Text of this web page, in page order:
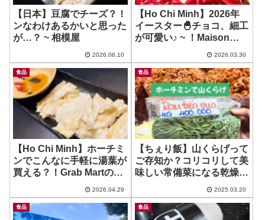
【日本】豆腐でチーズ？！
ンなわけあるかいと思った
が…？ ~ 相模屋
2026.06.10
【Ho Chi Minh】2026年
イースター🐣チョコ、細工
が可愛い♪ ~ ！Maison
2026.03.30
食品
【Ho Chi Minh】ホーチミ
ンでこんなに手軽に湯葉が
買える？！Grab Martのリ
Huong / Ch Thi Nghe
2026.04.29
食品
【ちぇり飯】山くらげって
ご存知か？コリコリして美
味しい常備菜になる乾燥野
2025.03.20
食品 食品